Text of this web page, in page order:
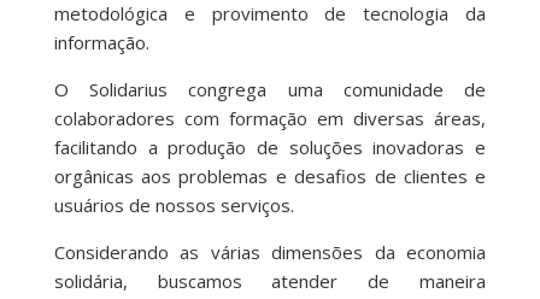
metodológica e provimento de tecnologia da
informação.
O Solidarius congrega uma comunidade de
colaboradores com formação em diversas áreas,
facilitando a produção de soluções inovadoras e
orgânicas aos problemas e desafios de clientes e
usuários de nossos serviços.
Considerando as várias dimensões da economia
solidária, buscamos atender de maneira